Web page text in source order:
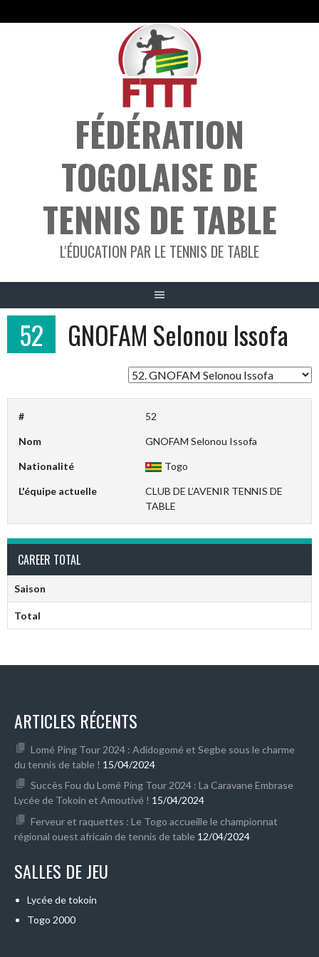
FÉDÉRATION
TOGOLAISE DE
TENNIS DE TABLE
L'ÉDUCATION PAR LE TENNIS DE TABLE
52 GNOFAM Selonou Issofa
# 52
Nom GNOFAM Selonou Issofa
Nationalité Togo
L'équipe actuelle
CLUB DE L’AVENIR TENNIS DE
TABLE
CAREER TOTAL
Saison
Total
ARTICLES RÉCENTS
Lomé Ping Tour 2024 : Adidogomé et Segbe sous le charme
du tennis de table ! 15/04/2024
Succès Fou du Lomé Ping Tour 2024 : La Caravane Embrase
Lycée de Tokoin et Amoutivé ! 15/04/2024
Ferveur et raquettes : Le Togo accueille le championnat
régional ouest africain de tennis de table 12/04/2024
SALLES DE JEU
Lycée de tokoin
Togo 2000